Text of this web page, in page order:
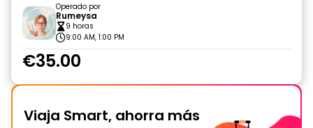
Operado por
Rumeysa
9 horas
9:00 AM, 1:00 PM
€35.00
Viaja Smart, ahorra más